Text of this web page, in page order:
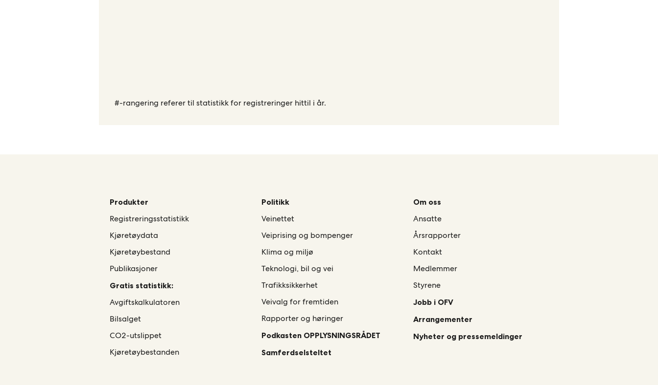
#-rangering referer til statistikk for registreringer hittil i år.
Produkter
Registreringsstatistikk
Kjøretøydata
Kjøretøybestand
Publikasjoner
Gratis statistikk:
Avgiftskalkulatoren
Bilsalget
CO2-utslippet
Kjøretøybestanden
Politikk
Veinettet
Veiprising og bompenger
Klima og miljø
Teknologi, bil og vei
Trafikksikkerhet
Veivalg for fremtiden
Rapporter og høringer
Podkasten OPPLYSNINGSRÅDET
Samferdselsteltet
Om oss
Ansatte
Årsrapporter
Kontakt
Medlemmer
Styrene
Jobb i OFV
Arrangementer
Nyheter og pressemeldinger